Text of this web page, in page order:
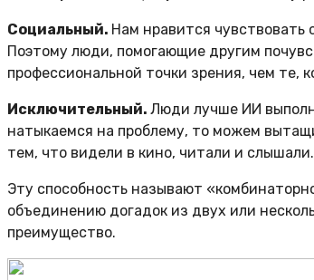
Социальный. Нам нравится
Поэтому люди, помогающие другим
профессиональной точки зрения, чем те,
Исключительный. Люди лучше ИИ
натыкаемся на проблему, то можем
тем, что видели в кино, читали и слышали.
Эту способность называют
объединению догадок из двух или
преимущество.